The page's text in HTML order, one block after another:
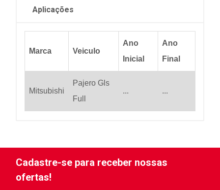
Aplicações
Marca Veiculo
Ano
Inicial
Ano
Final
Mitsubishi
Pajero Gls
Full
... ...
Cadastre-se para receber nossas
ofertas!